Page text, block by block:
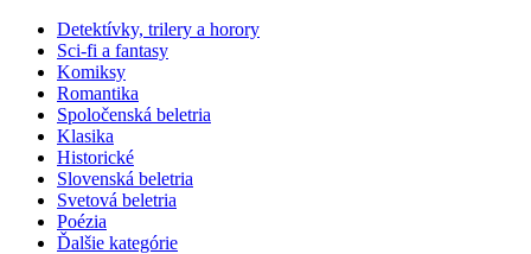
Detektívky, trilery a horory
Sci-fi a fantasy
Komiksy
Romantika
Spoločenská beletria
Klasika
Historické
Slovenská beletria
Svetová beletria
Poézia
Ďalšie kategórie